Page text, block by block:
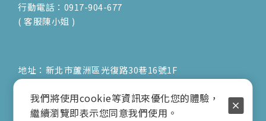
行動電話：0917-904-677
( 客服陳小姐 )
地址：新北市蘆洲區光復路30巷16號1F
E-mail：vienna.twn@msa.hinet.net
營業時間：9:00am-17:00pm
( 公休日詳見臉書粉專置頂文 )
我們將使用cookie等資訊來優化您的體驗，
繼續瀏覽即表示您同意我們使用。